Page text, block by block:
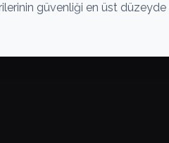
güvenliği en üst düzeyde